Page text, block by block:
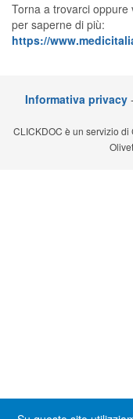
Prenotazioni
Torna a trovarci oppure
per saperne di più:
https://
Informativa privacy -
CLICKDOC è un servizio di